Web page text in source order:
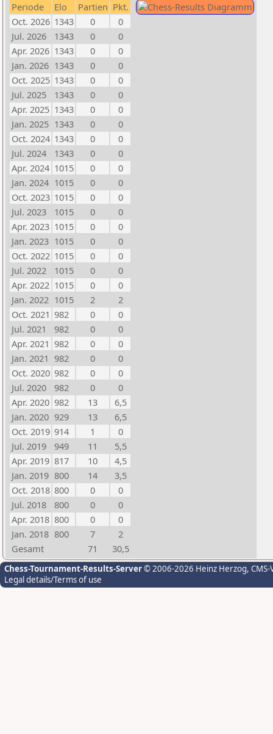
Periode Elo Partien Pkt.
Oct. 2026 1343 0
0
Jul. 2026
1343 0
0
Apr. 2026 1343 0
0
Jan. 2026 1343 0
0
Oct. 2025 1343 0
0
Jul. 2025
1343 0
0
Apr. 2025 1343 0
0
Jan. 2025 1343 0
0
Oct. 2024 1343 0
0
Jul. 2024
1343 0
0
Apr. 2024 1015 0
0
Jan. 2024 1015 0
0
Oct. 2023 1015 0
0
Jul. 2023
1015 0
0
Apr. 2023 1015 0
0
Jan. 2023 1015 0
0
Oct. 2022 1015 0
0
Jul. 2022
1015 0
0
Apr. 2022 1015 0
0
Jan. 2022 1015 2
2
Oct. 2021 982 0
0
Jul. 2021
982 0
0
Apr. 2021 982 0
0
Jan. 2021 982 0
0
Oct. 2020 982 0
0
Jul. 2020
982 0
0
Apr. 2020 982 13
6,5
Jan. 2020 929 13
6,5
Oct. 2019 914 1
0
Jul. 2019
949 11
5,5
Apr. 2019 817 10
4,5
Jan. 2019 800 14
3,5
Oct. 2018 800 0
0
Jul. 2018
800 0
0
Apr. 2018 800 0
0
Jan. 2018 800 7
2
Gesamt
71 30,5
Chess-Tournament-Results-Server© 2006-2026 Heinz Herzog,
Legal details/Terms of use